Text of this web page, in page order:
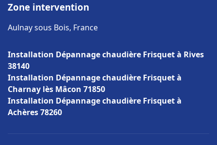
Zone intervention
Aulnay sous Bois, France
Installation Dépannage chaudière Frisquet à Rives
38140
Installation Dépannage chaudière Frisquet à
Charnay lès Mâcon 71850
Installation Dépannage chaudière Frisquet à
Achères 78260